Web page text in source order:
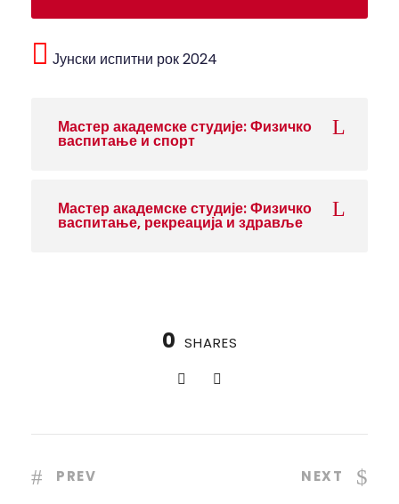
Јунски испитни рок 2024
Мастер академске студије: Физичко
васпитање и спорт
Мастер академске студије: Физичко
васпитање, рекреација и здравље
0 SHARES
PREV NEXT